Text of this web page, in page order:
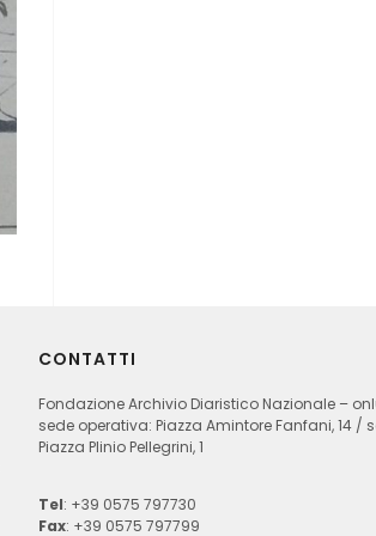
CONTATTI
Fondazione Archivio Diaristico Nazionale –
sede operativa: Piazza Amintore Fanfani, 14 /
Piazza Plinio Pellegrini, 1
Tel: +39 0575 797730
Fax: +39 0575 797799